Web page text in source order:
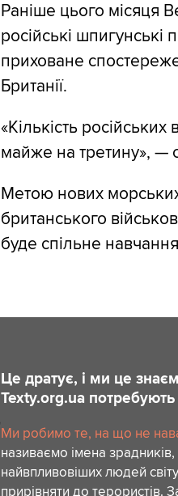
Раніше цього місяця
російські шпигунські
приховане
Британії.
«Кількість
майже на третину», —
Метою нових
британського
буде спільне
Це дратує, і ми це
Texty.org.ua
Ми робимо те, на що не
називаємо імена
найвпливовіших людей
прирівняти до терористів.